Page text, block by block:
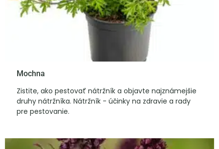
Mochna
Zistite, ako pestovať nátržník a objavte najznámejšie
druhy nátržníka. Nátržník - účinky na zdravie a rady
pre pestovanie.